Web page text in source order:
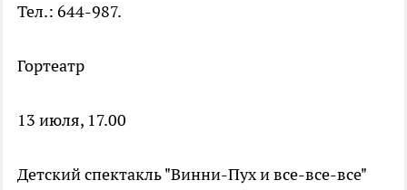
Тел.: 644-987.
Гортеатр
13 июля, 17.00
Детский спектакль "Винни-Пух и все-все-все"